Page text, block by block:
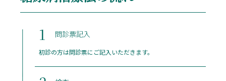
1 問診票記入
初診の方は問診票にご記入いただきます。